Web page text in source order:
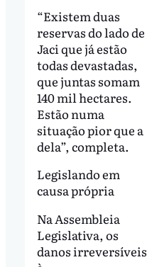
“Existem duas
reservas do lado de
Jaci que já estão
todas devastadas,
que juntas somam
140 mil hectares.
Estão numa
situação pior que a
dela”, completa.
Legislando em
causa própria
Na Assembleia
Legislativa, os
danos irreversíveis